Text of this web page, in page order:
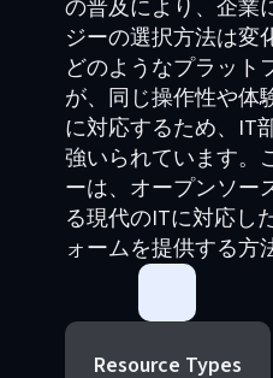
の普及により、企業
ジーの選択方法は変
どのようなプラット
が、同じ操作性や体
に対応するため、IT
強いられています。
ーは、オープンソー
る現代のITに対応し
ォームを提供する方
Resource Types